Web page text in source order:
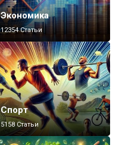
Экономика
12354 Статьи
Спорт
5158 Статьи